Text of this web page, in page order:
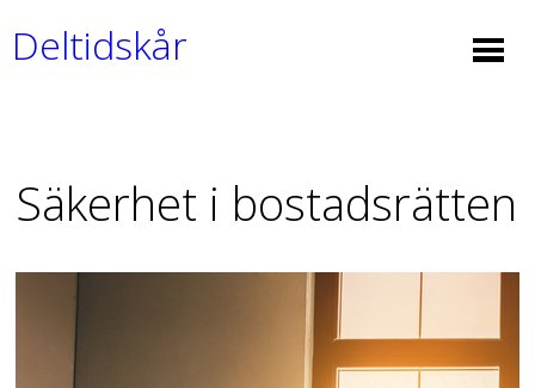
Deltidskår
Säkerhet i bostadsrätten